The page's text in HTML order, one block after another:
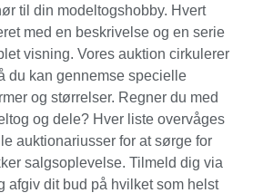
til din modeltogshobby. Hvert
med en beskrivelse og en serie
visning. Vores auktion cirkulerer
du kan gennemse specielle
og størrelser. Regner du med
og dele? Hver liste overvåges
auktionariusser for at sørge for
salgsoplevelse. Tilmeld dig via
afgiv dit bud på hvilket som helst